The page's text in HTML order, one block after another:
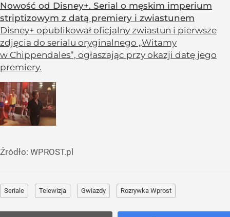
Nowość od Disney+. Serial o męskim imperium
striptizowym z datą premiery i zwiastunem
Disney+ opublikował oficjalny zwiastun i pierwsze
zdjęcia do serialu oryginalnego „Witamy
w Chippendales”, ogłaszając przy okazji datę jego
premiery.
Źródło: WPROST.pl
Seriale Telewizja Gwiazdy Rozrywka Wprost